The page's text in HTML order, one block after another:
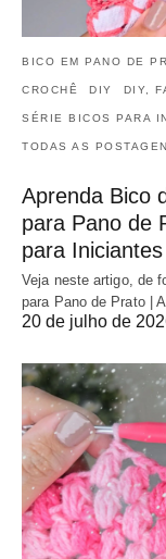
BICO EM PANO DE
CROCHÊ DIY DIY,
SÉRIE BICOS PARA
TODAS AS
Aprenda Bico
para Pano de
para
Veja neste artigo, de
para Pano de Prato |
20 de julho de